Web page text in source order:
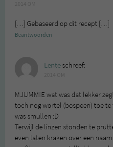
[…] Gebaseerd op dit recept […]
Beantwoorden
Lenteschreef:
MJUMMIE wat was dat lekker
toch nog wortel (bospeen) toe te
was smullen :D
Terwijl de linzen stonden te
even laten kraken over een